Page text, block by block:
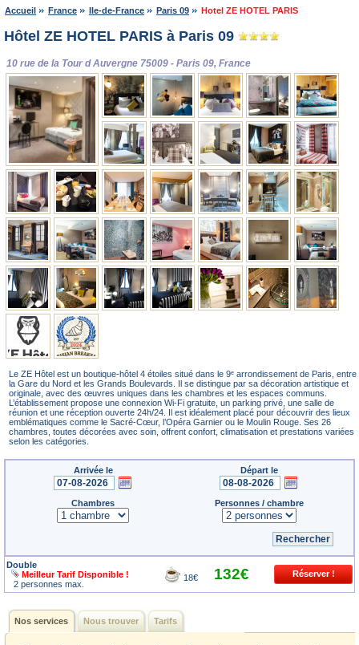
Accueil France Ile-de-France Paris 09 Hotel ZE HOTEL PARIS
Hôtel ZE HOTEL PARIS à Paris 09
10 rue de la Tour d Auvergne 75009 - Paris 09, France
Le ZE Hôtel est un boutique-hôtel 4 étoiles situé dans le 9ᵉ arrondissement de Paris, entre
la Gare du Nord et les Grands Boulevards. Il se distingue par sa décoration artistique et
originale, avec des œuvres uniques dans les chambres et les espaces communs.
L’établissement propose une connexion Wi-Fi gratuite, un parking privé, une salle de
réunion et une réception ouverte 24h/24. Il est idéalement placé pour découvrir des lieux
emblématiques comme le Sacré-Cœur, l’Opéra Garnier ou le Moulin Rouge. Ses 26
chambres, toutes décorées avec soin, offrent confort, climatisation et prestations variées
selon les catégories.
Arrivée le Départ le
Chambres Personnes / chambre
Double
Meilleur Tarif Disponible !
2 personnes max.
18€ 132€
Nos services Nous trouver Tarifs